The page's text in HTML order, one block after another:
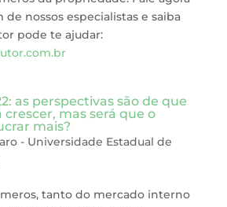
nossos especialistas e saiba
pode te ajudar:
as perspectivas são de que
crescer, mas será que o
mais?
- Universidade Estadual de
tanto do mercado interno